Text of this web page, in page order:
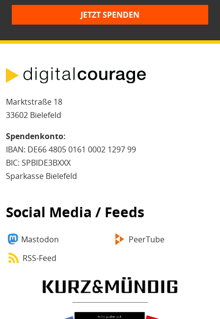
JETZT SPENDEN
Marktstraße 18
33602 Bielefeld
Spendenkonto:
IBAN: DE66 4805 0161 0002 1297 99
BIC: SPBIDE3BXXX
Sparkasse Bielefeld
Social Media / Feeds
Mastodon
PeerTube
RSS-Feed